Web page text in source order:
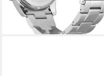
lieferbar - in 1-2 Werktagen bei dir